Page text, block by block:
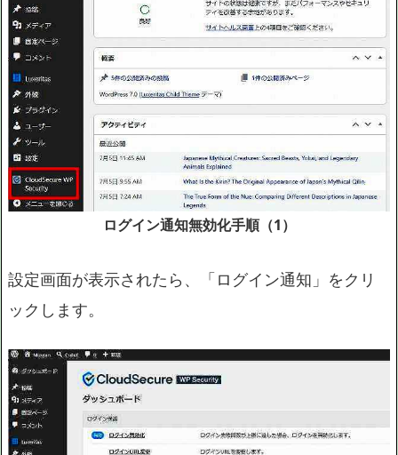
ログイン通知無効化手順（1）
設定画面が表示されたら、「ログイン通知」をクリ
ックします。